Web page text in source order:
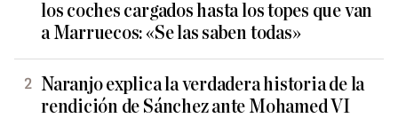
los coches cargados hasta los topes que van
a Marruecos: «Se las saben todas»
Naranjo explica la verdadera historia de la
rendición de Sánchez ante Mohamed VI